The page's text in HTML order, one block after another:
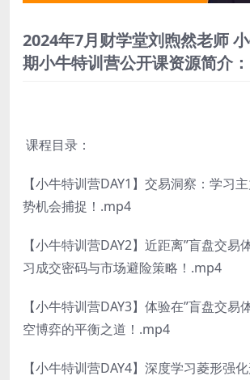
2024年7月财学堂刘煦然老师
期小牛特训营公开课资源简介：
课程目录：
【小牛特训营DAY1】交易洞察：学习
势机会捕捉！.mp4
【小牛特训营DAY2】近距离”盲盘交易
习成交密码与市场避险策略！.mp4
【小牛特训营DAY3】体验在”盲盘交易
空博弈的平衡之道！.mp4
【小牛特训营DAY4】深度学习菱形强